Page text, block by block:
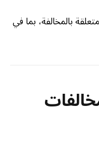
بالمخالفة، بما في